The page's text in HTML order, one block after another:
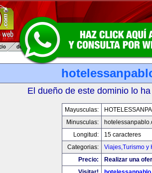
El dueño de este dominio lo
Mayusculas:
Minusculas:
Longitud:
15 caracteres
Categorias:
Viajes,Turismo y
Precio:
Realizar una